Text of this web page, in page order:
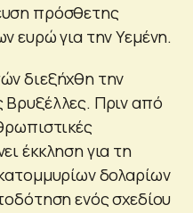
πρόσθετης
ευρώ για την Υεμένη.
διεξήχθη την
Πριν από
έκκληση για τη
δολαρίων
ενός σχεδίου